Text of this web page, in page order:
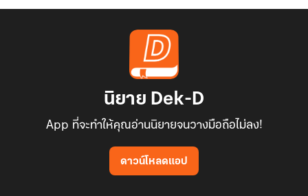
นิยาย Dek-D
App ที่จะทำให้คุณอ่านนิยายจนวางมือถือไม่ลง!
ดาวน์โหลดแอป